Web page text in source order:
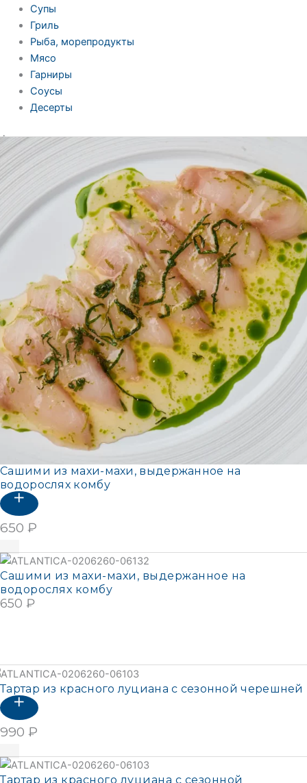
Супы
Гриль
Рыба, морепродукты
Мясо
Гарниры
Соусы
Десерты
Фестивали
Сашими из махи-махи, выдержанное на
водорослях комбу
650 ₽
Сашими из махи-махи, выдержанное на
водорослях комбу
650 ₽
Тартар из красного луциана с сезонной черешней
990 ₽
Тартар из красного луциана с сезонной